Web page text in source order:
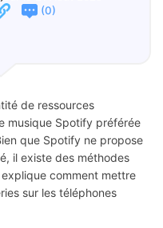
(0)
de ressources
musique Spotify préférée
que Spotify ne propose
il existe des méthodes
comment mettre
sur les téléphones